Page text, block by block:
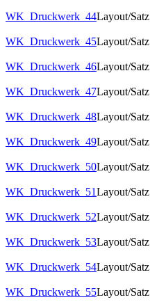
WK_Druckwerk_44Layout/Satz
WK_Druckwerk_45Layout/Satz
WK_Druckwerk_46Layout/Satz
WK_Druckwerk_47Layout/Satz
WK_Druckwerk_48Layout/Satz
WK_Druckwerk_49Layout/Satz
WK_Druckwerk_50Layout/Satz
WK_Druckwerk_51Layout/Satz
WK_Druckwerk_52Layout/Satz
WK_Druckwerk_53Layout/Satz
WK_Druckwerk_54Layout/Satz
WK_Druckwerk_55Layout/Satz